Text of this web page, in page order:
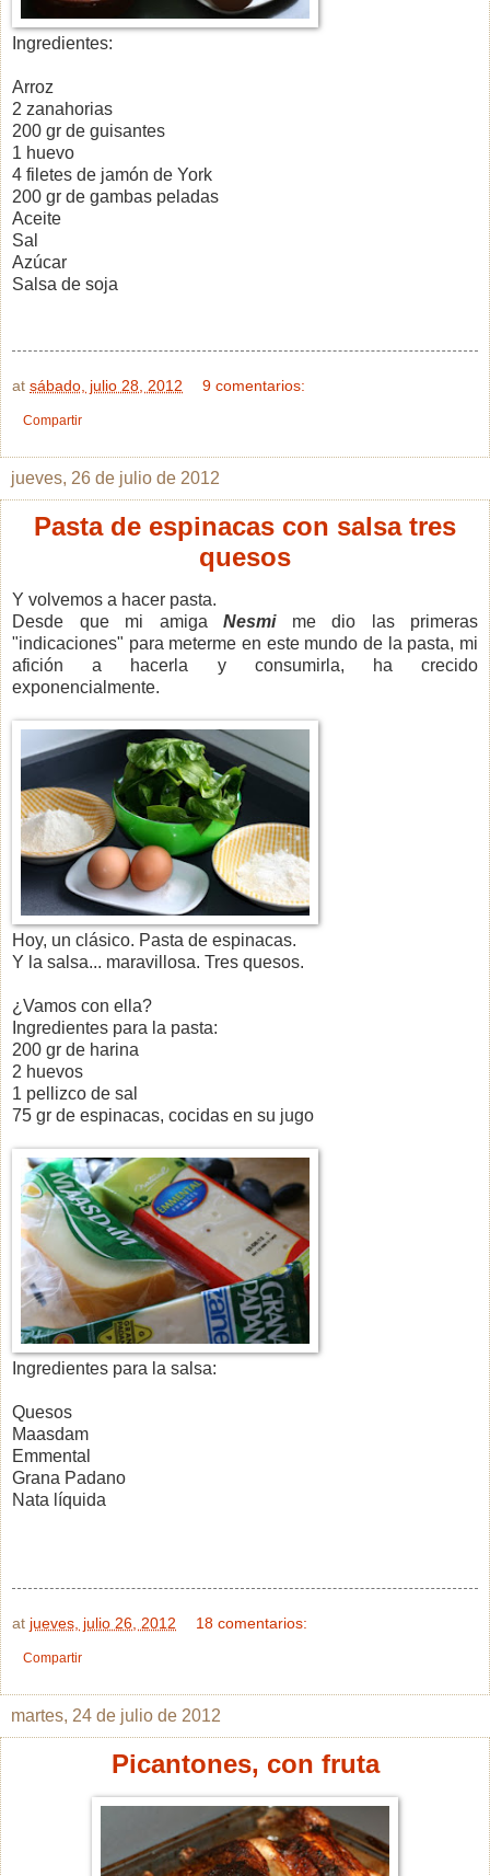
Ingredientes:
Arroz
2 zanahorias
200 gr de guisantes
1 huevo
4 filetes de jamón de York
200 gr de gambas peladas
Aceite
Sal
Azúcar
Salsa de soja
at sábado, julio 28, 2012 9 comentarios:
Compartir
jueves, 26 de julio de 2012
Pasta de espinacas con salsa tres
quesos
Y volvemos a hacer pasta.
Desde que mi amiga Nesmime dio las primeras
"indicaciones" para meterme en este mundo de la pasta, mi
afición a hacerla y consumirla, ha crecido
exponencialmente.
Hoy, un clásico. Pasta de espinacas.
Y la salsa... maravillosa. Tres quesos.
¿Vamos con ella?
Ingredientes para la pasta:
200 gr de harina
2 huevos
1 pellizco de sal
75 gr de espinacas, cocidas en su jugo
Ingredientes para la salsa:
Quesos
Maasdam
Emmental
Grana Padano
Nata líquida
at jueves, julio 26, 2012 18 comentarios:
Compartir
martes, 24 de julio de 2012
Picantones, con fruta